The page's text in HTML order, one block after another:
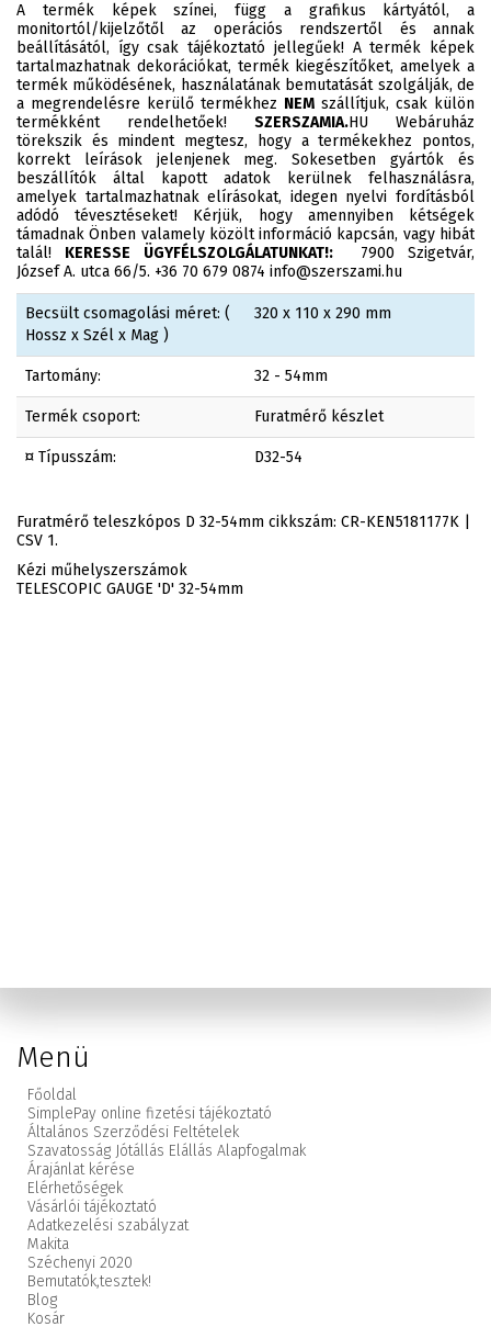
A termék képek színei, függ a grafikus kártyától, a
monitortól/kijelzőtől az operációs rendszertől és annak
beállításától, így csak tájékoztató jellegűek! A termék képek
tartalmazhatnak dekorációkat, termék kiegészítőket, amelyek a
termék működésének, használatának bemutatását szolgálják, de
a megrendelésre kerülő termékhez NEM szállítjuk, csak külön
termékként rendelhetőek! SZERSZAMIA.HU Webáruház
törekszik és mindent megtesz, hogy a termékekhez pontos,
korrekt leírások jelenjenek meg. Sokesetben gyártók és
beszállítók által kapott adatok kerülnek felhasználásra,
amelyek tartalmazhatnak elírásokat, idegen nyelvi fordításból
adódó tévesztéseket! Kérjük, hogy amennyiben kétségek
támadnak Önben valamely közölt információ kapcsán, vagy hibát
talál! KERESSE ÜGYFÉLSZOLGÁLATUNKAT!:7900 Szigetvár,
József A. utca 66/5. +36 70 679 0874 info@szerszami.hu
Becsült csomagolási méret: (
Hossz x Szél x Mag )
320 x 110 x 290 mm
Tartomány: 32 - 54mm
Termék csoport: Furatmérő készlet
¤ Típusszám: D32-54
Furatmérő teleszkópos D 32-54mm cikkszám: CR-KEN5181177K |
CSV 1.
Kézi műhelyszerszámok
TELESCOPIC GAUGE 'D' 32-54mm
Menü
Főoldal
SimplePay online fizetési tájékoztató
Általános Szerződési Feltételek
Szavatosság Jótállás Elállás Alapfogalmak
Árajánlat kérése
Elérhetőségek
Vásárlói tájékoztató
Adatkezelési szabályzat
Makita
Széchenyi 2020
Bemutatók,tesztek!
Blog
Kosár